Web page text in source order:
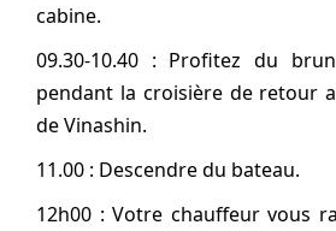
cabine.
09.30-10.40 : Profitez du
pendant la croisière de retour
de Vinashin.
11.00 : Descendre du bateau.
12h00 : Votre chauffeur vous